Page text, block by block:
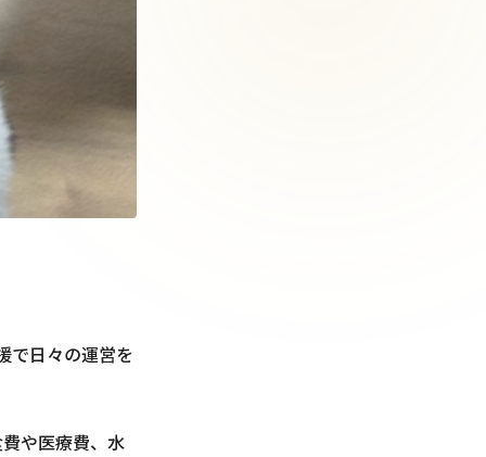
で日々の運営を
や医療費、水